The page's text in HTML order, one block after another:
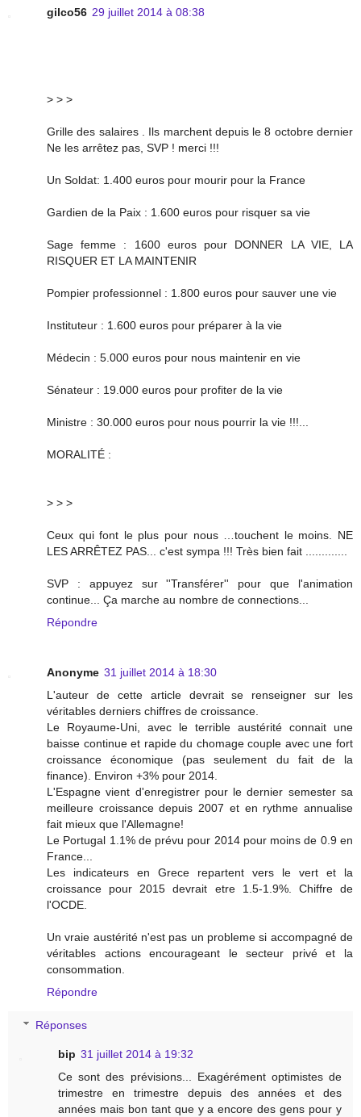
gilco56 29 juillet 2014 à 08:38
> > >
Grille des salaires . Ils marchent depuis le 8 octobre dernier
Ne les arrêtez pas, SVP ! merci !!!
Un Soldat: 1.400 euros pour mourir pour la France
Gardien de la Paix : 1.600 euros pour risquer sa vie
Sage femme : 1600 euros pour DONNER LA VIE, LA
RISQUER ET LA MAINTENIR
Pompier professionnel : 1.800 euros pour sauver une vie
Instituteur : 1.600 euros pour préparer à la vie
Médecin : 5.000 euros pour nous maintenir en vie
Sénateur : 19.000 euros pour profiter de la vie
Ministre : 30.000 euros pour nous pourrir la vie !!!...
MORALITÉ :
> > >
Ceux qui font le plus pour nous …touchent le moins. NE
LES ARRÊTEZ PAS... c'est sympa !!! Très bien fait .............
SVP : appuyez sur ''Transférer'' pour que l'animation
continue... Ça marche au nombre de connections...
Répondre
Anonyme 31 juillet 2014 à 18:30
L'auteur de cette article devrait se renseigner sur les
véritables derniers chiffres de croissance.
Le Royaume-Uni, avec le terrible austérité connait une
baisse continue et rapide du chomage couple avec une fort
croissance économique (pas seulement du fait de la
finance). Environ +3% pour 2014.
L'Espagne vient d'enregistrer pour le dernier semester sa
meilleure croissance depuis 2007 et en rythme annualise
fait mieux que l'Allemagne!
Le Portugal 1.1% de prévu pour 2014 pour moins de 0.9 en
France...
Les indicateurs en Grece repartent vers le vert et la
croissance pour 2015 devrait etre 1.5-1.9%. Chiffre de
l'OCDE.
Un vraie austérité n'est pas un probleme si accompagné de
véritables actions encourageant le secteur privé et la
consommation.
Répondre
Réponses
bip 31 juillet 2014 à 19:32
Ce sont des prévisions... Exagérément optimistes de
trimestre en trimestre depuis des années et des
années mais bon tant que y a encore des gens pour y